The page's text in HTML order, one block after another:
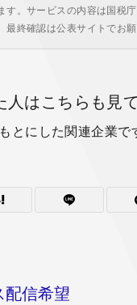
す。サービスの内容は国税
最終確認は公表サイトでお願
人はこちらも見
とにした関連企業で
配信希望